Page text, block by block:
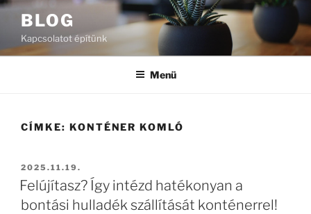
Tartalomhoz
BLOG
Kapcsolatot építünk
Menü
CÍMKE: KONTÉNER KOMLÓ
BEKÜLDVE:
2025.11.19.
Felújítasz? Így intézd hatékonyan a
bontási hulladék szállítását konténerrel!